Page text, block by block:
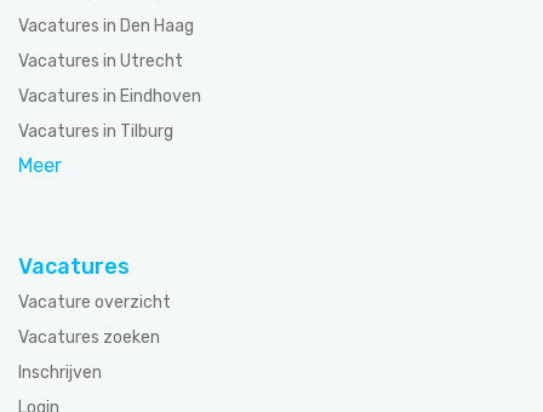
Vacatures in Den Haag
Vacatures in Utrecht
Vacatures in Eindhoven
Vacatures in Tilburg
Meer
Vacatures
Vacature overzicht
Vacatures zoeken
Inschrijven
Login